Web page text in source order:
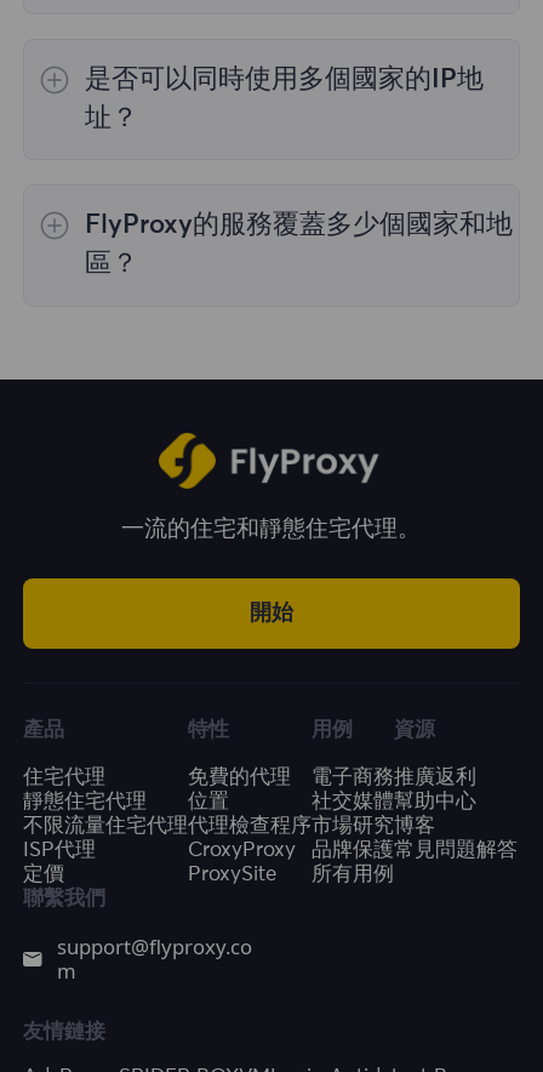
的代理選擇； 靜態住宅代理提供36個國家的代
理，購買時您可以選擇所需的國家。
是否可以同時使用多個國家的IP地
址？
有用。您可以在管理面板中自由選擇和切換不同
國家的IP地址。
FlyProxy的服務覆蓋多少個國家和地
區？
一流的住宅和靜態住宅代理。
開始
產品
住宅代理
靜態住宅代理
不限流量住宅代理
ISP代理
定價
特性
免費的代理
位置
代理檢查程序
CroxyProxy
ProxySite
用例
電子商務
社交媒體
市場研究
品牌保護
所有用例
資源
推廣返利
幫助中心
博客
常見問題解答
聯繫我們
support@flyproxy.co
m
友情鏈接